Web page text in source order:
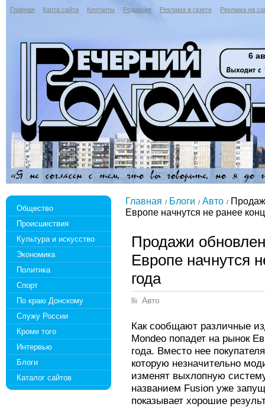
Главная Карта сайта Контакты Редакция Реклама в газете Реклама на
6
Общество
Происшествия
Культура и искусство
Экономика
Политика
Спорт
По краю Донскому
Служу России
Кроме того
Интервью
Блоги
Каталог сайтов
Главная Блоги Авто
Европе начнутся не ранее
Продажи
Европе начнутся
года
Авто
Как сообщают различные
Mondeo попадет на рынок
года. Вместо нее
которую незначительно
изменят выхлопную
названием Fusion уже
показывает хорошие